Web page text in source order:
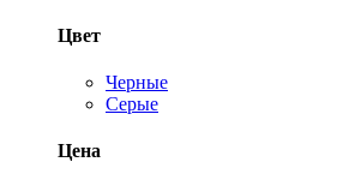
Цвет
Черные
Серые
Цена